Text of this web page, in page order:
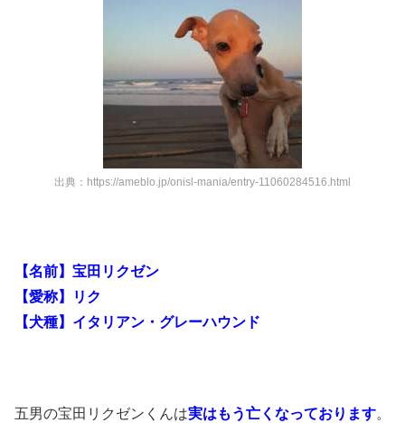
出典：https://ameblo.jp/onisl-mania/entry-11060284516.html
【名前】宝田リクゼン
【愛称】リク
【犬種】イタリアン・グレーハウンド
五男の宝田リクゼンくんは実はもう亡くなっております。